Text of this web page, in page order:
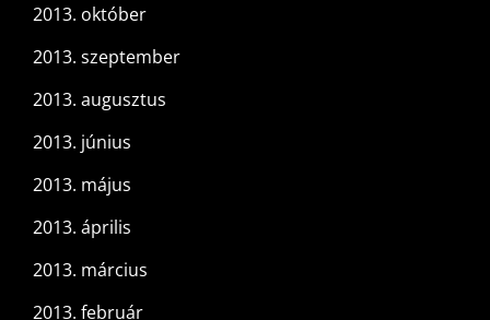
2013. október
2013. szeptember
2013. augusztus
2013. június
2013. május
2013. április
2013. március
2013. február